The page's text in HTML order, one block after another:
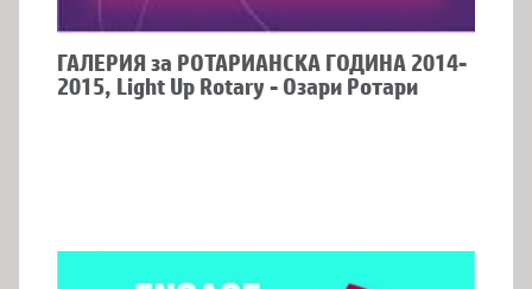
ГАЛЕРИЯ за РОТАРИАНСКА ГОДИНА 2014-
2015, Light Up Rotary - Озари Ротари